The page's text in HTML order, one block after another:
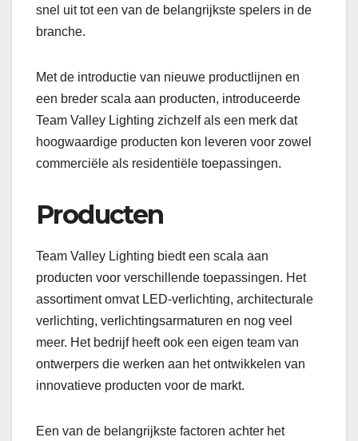
snel uit tot een van de belangrijkste spelers in de
branche.
Met de introductie van nieuwe productlijnen en
een breder scala aan producten, introduceerde
Team Valley Lighting zichzelf als een merk dat
hoogwaardige producten kon leveren voor zowel
commerciële als residentiële toepassingen.
Producten
Team Valley Lighting biedt een scala aan
producten voor verschillende toepassingen. Het
assortiment omvat LED-verlichting, architecturale
verlichting, verlichtingsarmaturen en nog veel
meer. Het bedrijf heeft ook een eigen team van
ontwerpers die werken aan het ontwikkelen van
innovatieve producten voor de markt.
Een van de belangrijkste factoren achter het